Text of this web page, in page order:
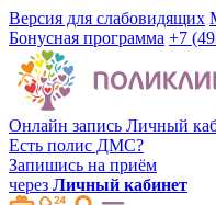
Версия для слабовидящих
Бонусная программа +7
Онлайн запись Личный
Есть полис ДМС?
Запишись на приём
через Личный кабинет